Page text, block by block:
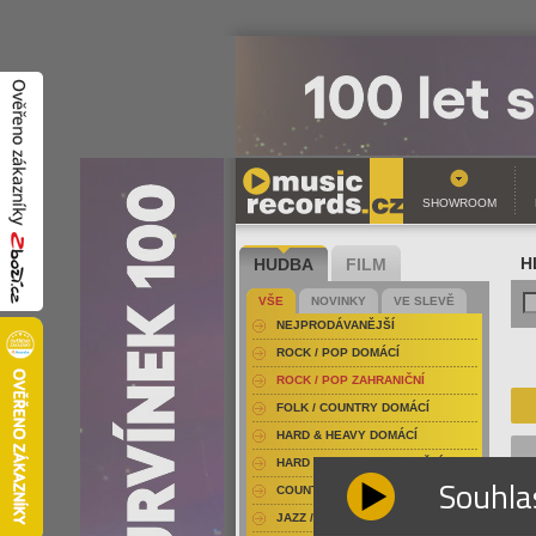
SHOWROOM
HUDBA FILM
VŠE NOVINKY
VE SLEVĚ
NEJPRODÁVANĚJŠÍ
ROCK / POP DOMÁCÍ
ROCK / POP ZAHRANIČNÍ
FOLK / COUNTRY DOMÁCÍ
HARD & HEAVY DOMÁCÍ
HARD & HEAVY ZAHRANIČNÍ
COUNTRY
JAZZ / BLUES